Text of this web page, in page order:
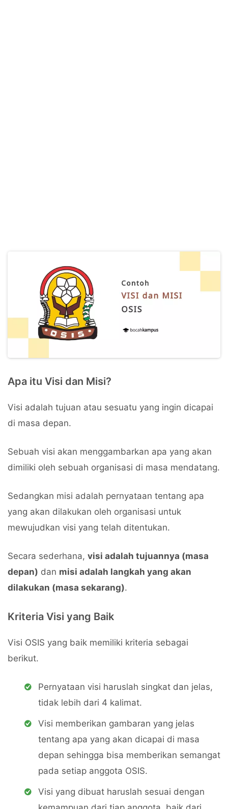
Apa itu Visi dan Misi?
Visi adalah tujuan atau sesuatu yang ingin dicapai
di masa depan.
Sebuah visi akan menggambarkan apa yang akan
dimiliki oleh sebuah organisasi di masa mendatang.
Sedangkan misi adalah pernyataan tentang apa
yang akan dilakukan oleh organisasi untuk
mewujudkan visi yang telah ditentukan.
Secara sederhana, visi adalah tujuannya (masa
depan) dan misi adalah langkah yang akan
dilakukan (masa sekarang).
Kriteria Visi yang Baik
Visi OSIS yang baik memiliki kriteria sebagai
berikut.
Pernyataan visi haruslah singkat dan jelas,
tidak lebih dari 4 kalimat.
Visi memberikan gambaran yang jelas
tentang apa yang akan dicapai di masa
depan sehingga bisa memberikan semangat
pada setiap anggota OSIS.
Visi yang dibuat haruslah sesuai dengan